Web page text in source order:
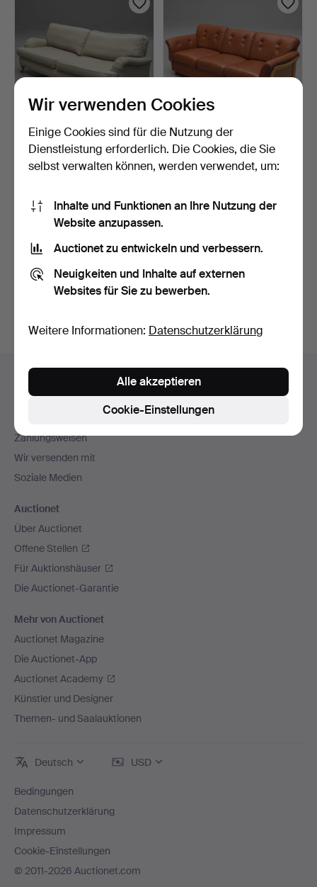
SOFA, Modell Howard, 21.
Jahrhundert.
7 Tage
85 USD
SOFA, 3-Sitzer, Rattan,
Lederpolster, Ulfe…
7 Tage
159 USD
Sie können auch inBeendete Auktionen aus unserem
suchen.
Fußzeilen-
Kontakt mit dem Support aufnehmen
Zahlungsweisen
Wir versenden mit
Soziale Medien
Auctionet
Über Auctionet
Offene Stellen
Für Auktionshäuser
Die Auctionet-Garantie
Mehr von Auctionet
Auctionet Magazine
Die Auctionet-App
Auctionet Academy
Künstler und Designer
Themen- und Saalauktionen
Deutsch USD
Bedingungen
Datenschutzerklärung
Impressum
Cookie-Einstellungen
© 2011-2026 Auctionet.com
Wir verwenden Cookies
Einige Cookies sind für die Nutzung der
Dienstleistung erforderlich. Die Cookies, die Sie
selbst verwalten können, werden verwendet, um:
Inhalte und Funktionen an Ihre Nutzung der
Website anzupassen.
Auctionet zu entwickeln und verbessern.
Neuigkeiten und Inhalte auf externen
Websites für Sie zu bewerben.
Weitere Informationen: Datenschutzerklärung
Cookie-Einstellungen
Alle akzeptieren